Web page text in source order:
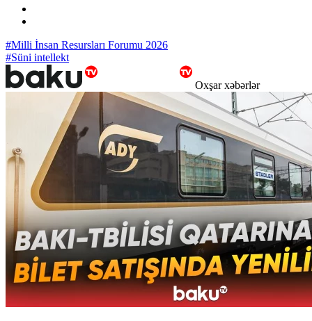
#Milli İnsan Resursları Forumu 2026
#Süni intellekt
Oxşar xəbərlər